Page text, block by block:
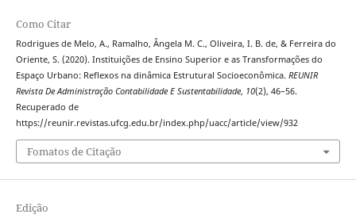
Como Citar
Rodrigues de Melo, A., Ramalho, Ângela M. C., Oliveira, I. B. de, & Ferreira do
Oriente, S. (2020). Instituições de Ensino Superior e as Transformações do
Espaço Urbano: Reflexos na dinâmica Estrutural Socioeconômica. REUNIR
Revista De Administração Contabilidade E Sustentabilidade, 10(2), 46–56.
Recuperado de
https://reunir.revistas.ufcg.edu.br/index.php/uacc/article/view/932
Fomatos de Citação
Edição